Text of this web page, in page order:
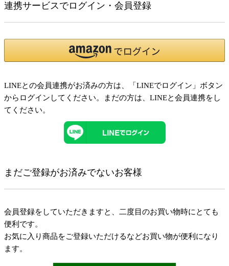
連携サービスでログイン・会員登録
LINEとの会員連携がお済みの方は、「LINEでログイン」ボタン
からログインしてください。まだの方は、 LINEと会員連携をし
てください。
まだご登録がお済みでないお客様
会員登録をしていただきますと、二度目のお買い物時にとても
便利です。
お気に入り商品をご登録いただけるなどお買い物が便利になり
ます。